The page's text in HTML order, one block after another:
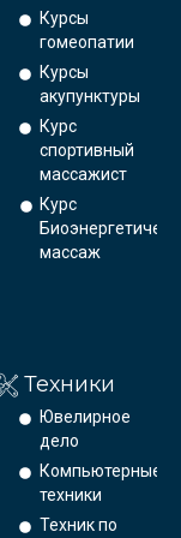
Курсы
гомеопатии
Курсы
акупунктуры
Курс
спортивный
массажист
Курс
массаж
Техники
Ювелирное
дело
Компьютерные
техники
Техник по